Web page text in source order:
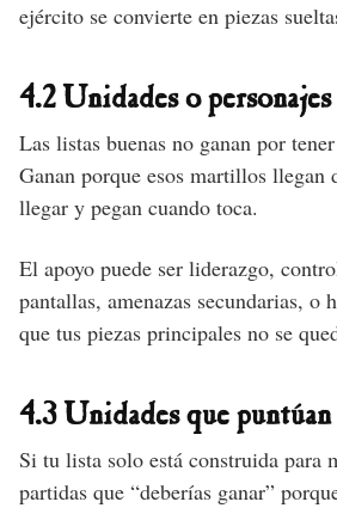
ejército se convierte en piezas
4.2 Unidades o
Las listas buenas no ganan por
Ganan porque esos martillos llegan
llegar y pegan cuando toca.
El apoyo puede ser liderazgo,
pantallas, amenazas secundarias, o
que tus piezas principales no se
4.3 Unidades que
Si tu lista solo está construida para
partidas que “deberías ganar”